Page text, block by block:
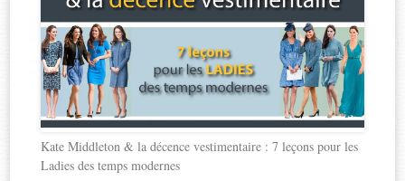
Kate Middleton & la décence vestimentaire : 7 leçons pour les
Ladies des temps modernes